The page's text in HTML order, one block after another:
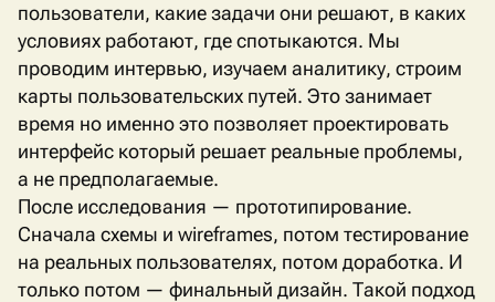
пользователи, какие задачи они решают, в каких
условиях работают, где спотыкаются. Мы
проводим интервью, изучаем аналитику, строим
карты пользовательских путей. Это занимает
время но именно это позволяет проектировать
интерфейс который решает реальные проблемы,
а не предполагаемые.
После исследования — прототипирование.
Сначала схемы и wireframes, потом тестирование
на реальных пользователях, потом доработка. И
только потом — финальный дизайн. Такой подход